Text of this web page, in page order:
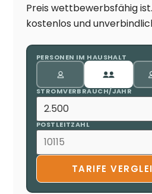
Preis wettbewerbsfähig
kostenlos und
PERSONEN IM HAUSHALT
STROMVERBRAUCH/JAHR
POSTLEITZAHL
TARIFE